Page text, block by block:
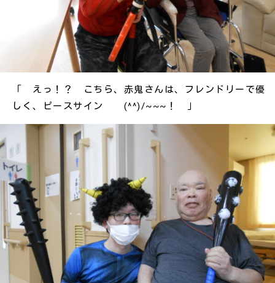
「 えっ！？ こちら、赤鬼さんは、フレンドリーで優
しく、ピースサイン (^^)/~~~！ 」